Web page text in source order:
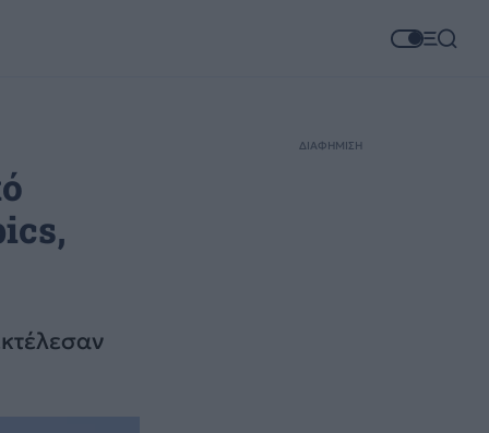
ΔΙΑΦΗΜΙΣΗ